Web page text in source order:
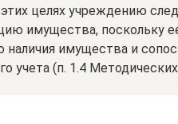
целях учреждению
имущества, поскольку
наличия имущества и
учета (п. 1.4